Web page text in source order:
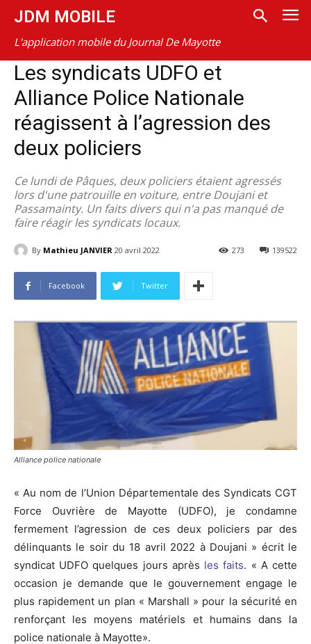
JDM MOBILE
L'application mobile du Journal De Mayotte
Les syndicats UDFO et
Alliance Police Nationale
réagissent à l’agression des
deux policiers
Ce lundi de Pâques, deux policiers étaient agressés
lors d'une patrouille en voiture, entre Doujani et
Passamainty. Un faits divers qui n'a pas manqué de
faire réagir les syndicats locaux.
By Mathieu JANVIER 20 avril 2022 139522
273
Facebook Twitter
Alliance police nationale
« Au nom de l’Union Départementale des Syndicats CGT
Force Ouvrière de Mayotte (UDFO), je condamne
fermement l’agression de ces deux policiers par des
délinquants le soir du 18 avril 2022 à Doujani » écrit le
syndicat UDFO quelques jours après les faits. « A cette
occasion je demande que le gouvernement engage le
plus rapidement un plan « Marshall » pour la sécurité en
renforçant les moyens matériels et humains dans la
police nationale à Mayotte».